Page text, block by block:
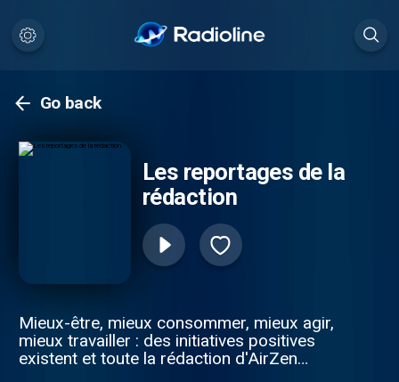
Go back
Les reportages de la
rédaction
Mieux-être, mieux consommer, mieux agir,
mieux travailler : des initiatives positives
existent et toute la rédaction d'AirZen